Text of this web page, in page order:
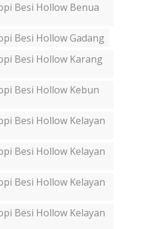
Besi Hollow Benua
Besi Hollow Gadang
Besi Hollow Karang
Besi Hollow Kebun
Besi Hollow Kelayan
Besi Hollow Kelayan
Besi Hollow Kelayan
Besi Hollow Kelayan